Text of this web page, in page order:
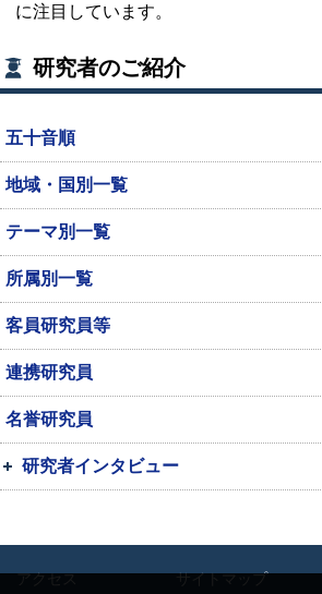
に注目しています。
研究者のご紹介
五十音順
地域・国別一覧
テーマ別一覧
所属別一覧
客員研究員等
連携研究員
名誉研究員
研究者インタビュー
アクセス サイトマップ